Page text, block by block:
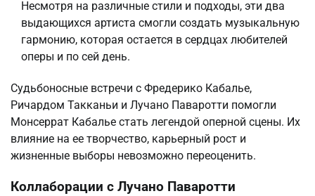
Несмотря на различные стили и подходы, эти два
выдающихся артиста смогли создать музыкальную
гармонию, которая остается в сердцах любителей
оперы и по сей день.
Судьбоносные встречи с Фредерико Кабалье,
Ричардом Такканьи и Лучано Паваротти помогли
Монсеррат Кабалье стать легендой оперной сцены. Их
влияние на ее творчество, карьерный рост и
жизненные выборы невозможно переоценить.
Коллаборации с Лучано Паваротти